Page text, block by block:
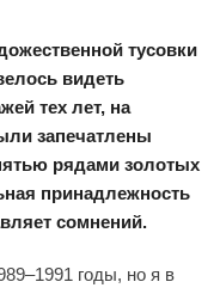
тусовки
видеть
тех лет, на
запечатлены
рядами золотых
принадлежность
сомнений.
годы, но я в